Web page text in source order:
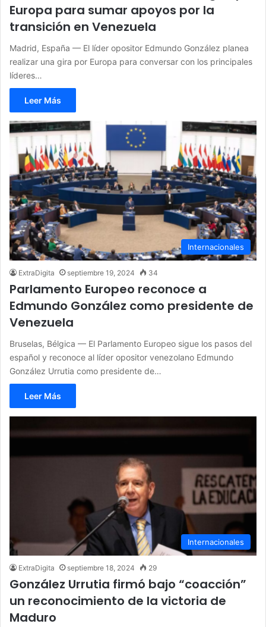
Europa para sumar apoyos por la
transición en Venezuela
Madrid, España — El líder opositor Edmundo González planea
realizar una gira por Europa para conversar con los principales
líderes…
Leer Más
Internacionales
ExtraDigita septiembre 19, 2024 34
Parlamento Europeo reconoce a
Edmundo González como presidente de
Venezuela
Bruselas, Bélgica — El Parlamento Europeo sigue los pasos del
español y reconoce al líder opositor venezolano Edmundo
González Urrutia como presidente de…
Leer Más
Internacionales
ExtraDigita septiembre 18, 2024 29
González Urrutia firmó bajo “coacción”
un reconocimiento de la victoria de
Maduro